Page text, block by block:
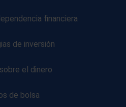
financiera
de inversión
el dinero
de bolsa